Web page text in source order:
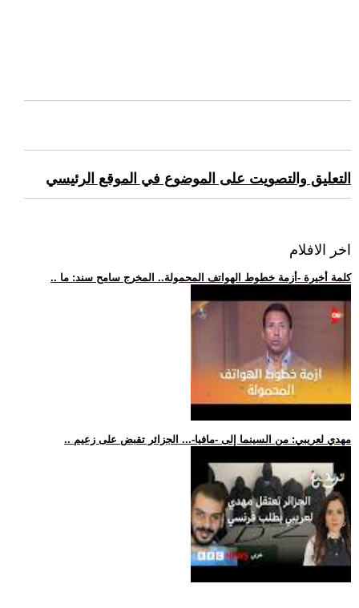
التعليق والتصويت على الموضوع في الموقع الرئيسي
اخر الافلام
.. كلمة أخيرة -أزمة خطوط الهواتف المحمولة.. المخرج سامح سند: ما
.. مهدي لعريبي: من السينما إلى -مافيا-... الجزائر تقبض على زعيم